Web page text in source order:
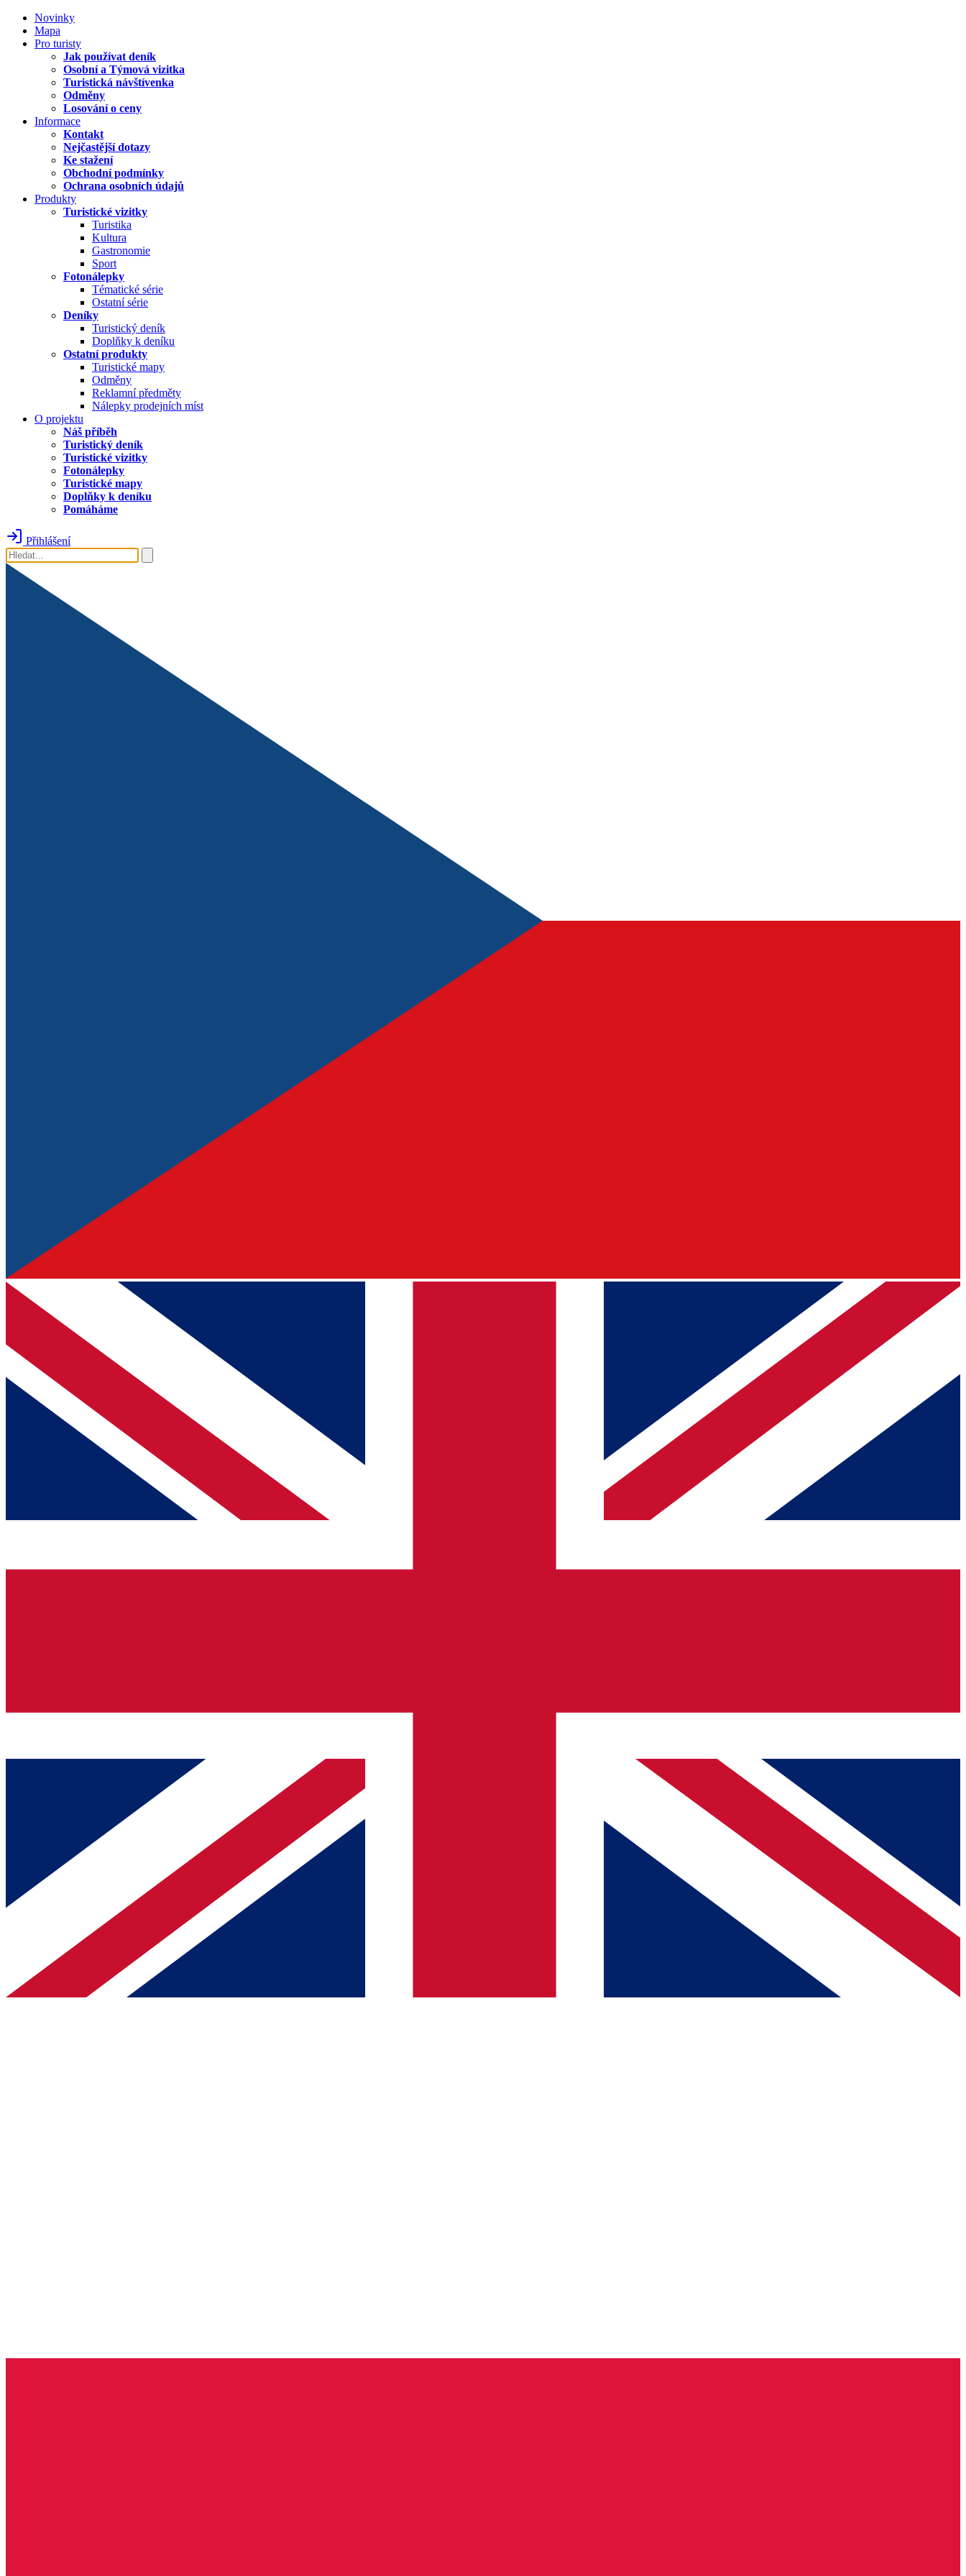
Novinky
Mapa
Pro turisty
Jak používat deník
Osobní a Týmová vizitka
Turistická návštívenka
Odměny
Losování o ceny
Informace
Kontakt
Nejčastější dotazy
Ke stažení
Obchodní podmínky
Ochrana osobních údajů
Produkty
Turistické vizitky
Turistika
Kultura
Gastronomie
Sport
Fotonálepky
Tématické série
Ostatní série
Deníky
Turistický deník
Doplňky k deníku
Ostatní produkty
Turistické mapy
Odměny
Reklamní předměty
Nálepky prodejních míst
O projektu
Náš příběh
Turistický deník
Turistické vizitky
Fotonálepky
Turistické mapy
Doplňky k deníku
Pomáháme
Přihlášení